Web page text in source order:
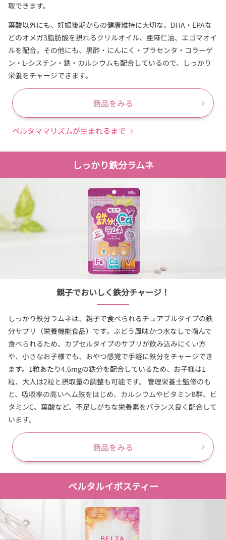
取できます。
葉酸以外にも、妊娠後期からの健康維持に大切な、DHA・EPAな
どのオメガ3脂肪酸を摂れるクリルオイル、亜麻仁油、エゴマオイ
ルを配合。その他にも、黒酢・にんにく・プラセンタ・コラーゲ
ン・L-シスチン・鉄・カルシウムも配合しているので、しっかり
栄養をチャージできます。
商品をみる
ベルタママリズムが生まれるまで
しっかり鉄分ラムネ
親子でおいしく鉄分チャージ！
しっかり鉄分ラムネは、親子で食べられるチュアブルタイプの鉄
分サプリ（栄養機能食品）です。ぶどう風味かつ水なしで噛んで
食べられるため、カプセルタイプのサプリが飲み込みにくい方
や、小さなお子様でも、おやつ感覚で手軽に鉄分をチャージでき
ます。1粒あたり4.6mgの鉄分を配合しているため、お子様は1
粒、大人は2粒と摂取量の調整も可能です。 管理栄養士監修のも
と、吸収率の高いヘム鉄をはじめ、カルシウムやビタミンB群、ビ
タミンC、葉酸など、不足しがちな栄養素をバランス良く配合して
います。
商品をみる
ベルタルイボスティー